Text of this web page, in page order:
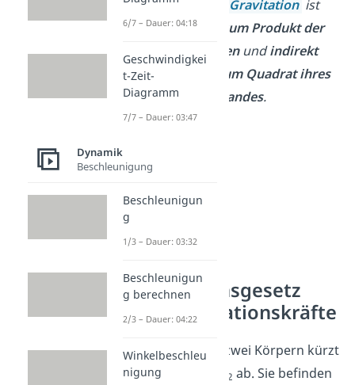
aufgrund der Gravitation ist
proportional zum Produkt der
beiden Massenundindirekt
proportional zum Quadrat ihres
Abstandes.
Gravitationsgesetz
und Gravitationskräfte
DieMassenvon zwei Körpern kürzt
du mit
2 ab. Sie befinden
6/7 – Dauer: 04:18
Geschwindigkei
t-Zeit-
Diagramm
7/7 – Dauer: 03:47
Dynamik
Beschleunigung
Beschleunigun
g
1/3 – Dauer: 03:32
Beschleunigun
g berechnen
2/3 – Dauer: 04:22
Winkelbeschleu
nigung